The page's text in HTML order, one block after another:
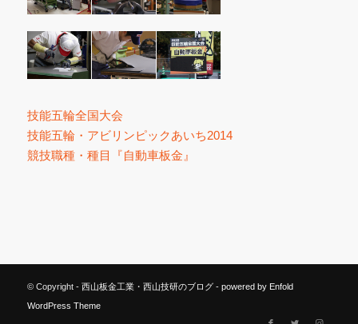
技能五輪全国大会
技能五輪・アビリンピックあいち2014
競技職種・種目『自動車板金』
© Copyright - 西山板金工業・西山技研のブログ- powered by Enfold
WordPress Theme